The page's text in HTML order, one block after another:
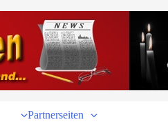
Partnerseiten